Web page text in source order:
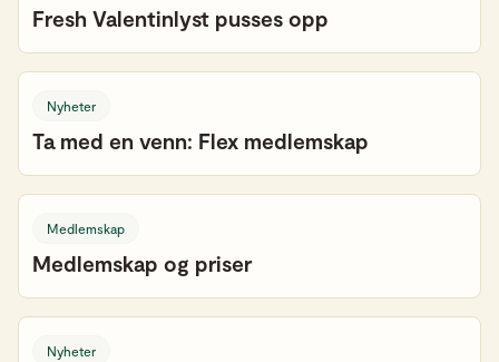
Fresh Valentinlyst pusses opp
Nyheter
Ta med en venn: Flex medlemskap
Medlemskap
Medlemskap og priser
Nyheter